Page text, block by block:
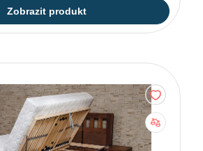
Zobrazit produkt